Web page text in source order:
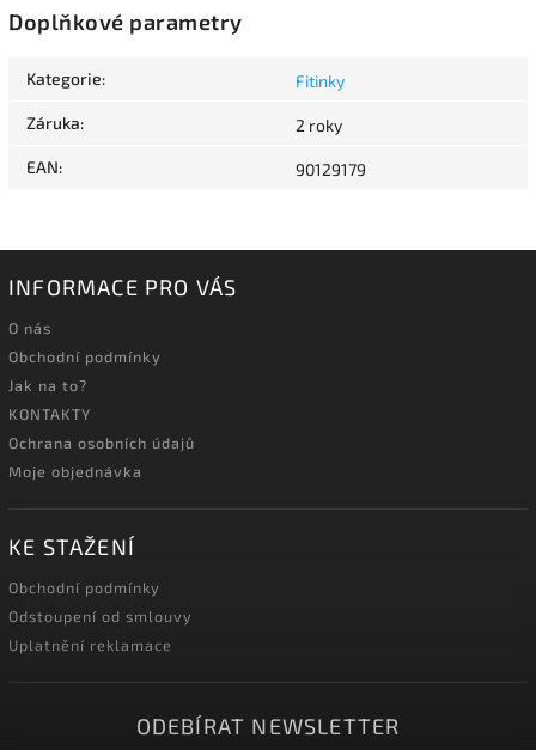
Doplňkové parametry
Kategorie: Fitinky
Záruka: 2 roky
EAN: 90129179
INFORMACE PRO VÁS
O nás
Obchodní podmínky
Jak na to?
KONTAKTY
Ochrana osobních údajů
Moje objednávka
KE STAŽENÍ
Obchodní podmínky
Odstoupení od smlouvy
Uplatnění reklamace
ODEBÍRAT NEWSLETTER